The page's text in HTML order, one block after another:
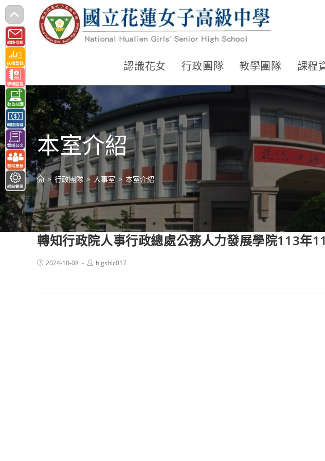
跳
轉
至
主
要
內
容
認識花女 行政團隊 教學團隊 課程
本室介紹
> 行政團隊 > 人事室 > 本室介紹
轉知行政院人事行政總處公務人力發展學院113年
Post2024-10-08
Posthlgshlc017